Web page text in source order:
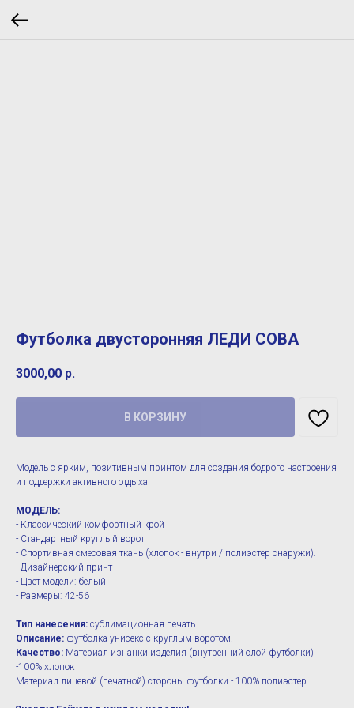
Футболка двусторонняя ЛЕДИ СОВА
3000,00 р.
В КОРЗИНУ
Модель с ярким, позитивным принтом для создания бодрого настроения
и поддержки активного отдыха
МОДЕЛЬ:
- Классический комфортный крой
- Стандартный круглый ворот
- Спортивная смесовая ткань (хлопок - внутри / полиэстер снаружи).
- Дизайнерский принт
- Цвет модели: белый
- Размеры: 42-56
Тип нанесения: сублимационная печать
Описание: футболка унисекс с круглым воротом.
Качество: Материал изнанки изделия (внутренний слой футболки)
-100% хлопок
Материал лицевой (печатной) стороны футболки - 100% полиэстер.